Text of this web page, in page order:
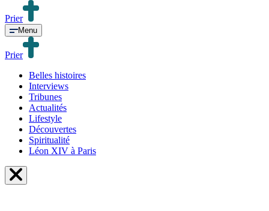
Prier
Menu
Prier
Belles histoires
Interviews
Tribunes
Actualités
Lifestyle
Découvertes
Spiritualité
Léon XIV à Paris